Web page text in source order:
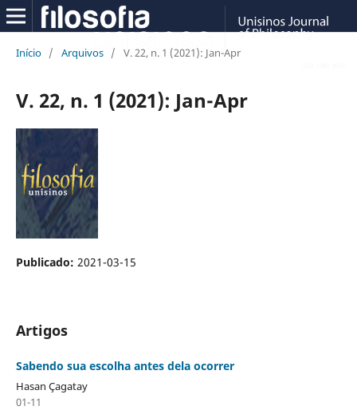
Início / Arquivos / V. 22, n. 1 (2021): Jan-Apr
V. 22, n. 1 (2021): Jan-Apr
Publicado: 2021-03-15
Artigos
Sabendo sua escolha antes dela ocorrer
Hasan Çagatay
01-11